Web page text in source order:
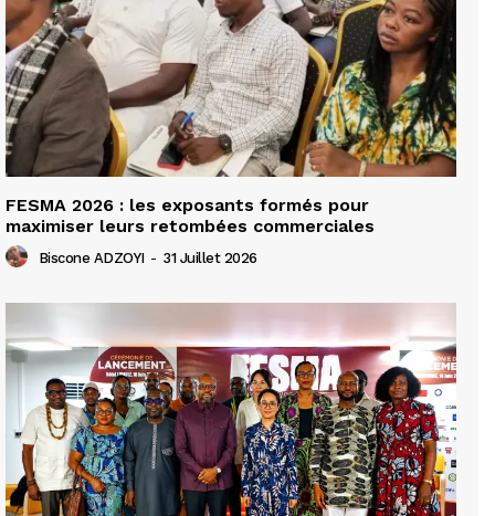
FESMA 2026 : les exposants formés pour
maximiser leurs retombées commerciales
Biscone ADZOYI - 31 Juillet 2026